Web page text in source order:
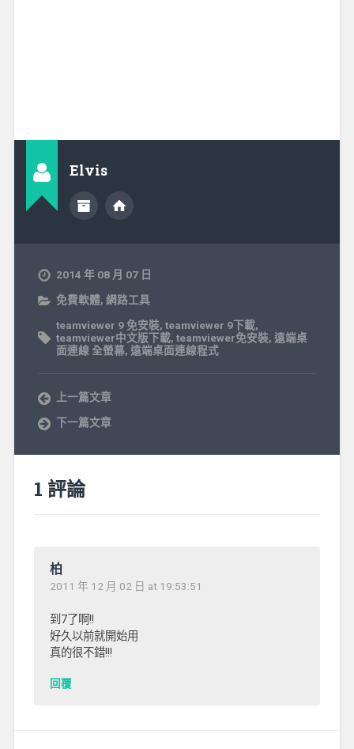
Elvis
2014 年 08 月 07 日
免費軟體, 網路工具
teamviewer 9 免安裝, teamviewer 9下載,
teamviewer中文版下載, teamviewer免安裝, 遠端桌
面連線 全螢幕, 遠端桌面連線程式
上一篇文章
下一篇文章
1 評論
柏
2011 年 12 月 02 日 at 19:53:51
到7了啊!!
好久以前就開始用
真的很不錯!!!
回覆